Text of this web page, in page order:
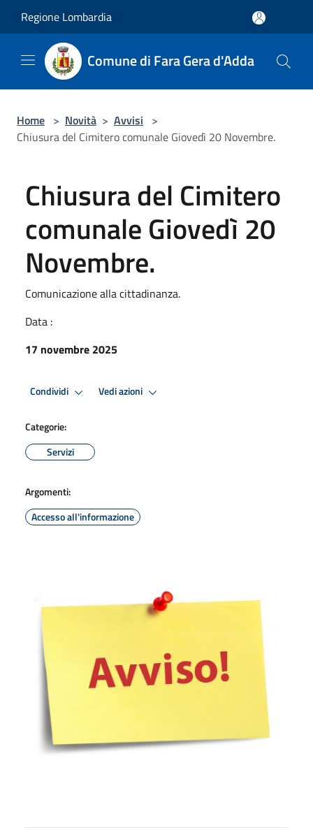
Regione Lombardia
Comune di Fara Gera d'Adda
Home > Novità > Avvisi >
Chiusura del Cimitero comunale Giovedì 20 Novembre.
Chiusura del Cimitero
comunale Giovedì 20
Novembre.
Comunicazione alla cittadinanza.
Data :
17 novembre 2025
Condividi Vedi azioni
Categorie:
Servizi
Argomenti:
Accesso all'informazione